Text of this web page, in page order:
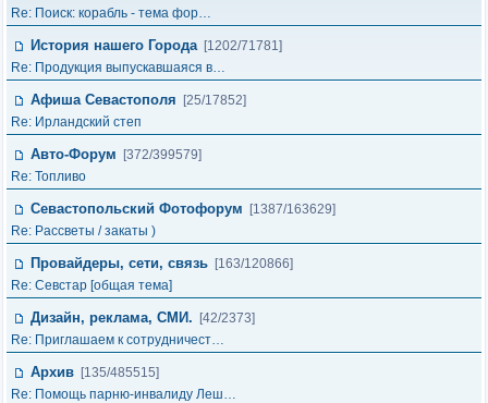
Re: Поиск: корабль - тема фор…
История нашего Города [1202/71781]
Re: Продукция выпускавшаяся в…
Афиша Севастополя
[25/17852]
Re: Ирландский степ
Авто-Форум
[372/399579]
Re: Топливо
Севастопольский Фотофорум
[1387/163629]
Re: Рассветы / закаты )
Провайдеры, сети, связь [163/120866]
Re: Cевстар [общая тема]
Дизайн, реклама, СМИ.
[42/2373]
Re: Приглашаем к сотрудничест…
Архив [135/485515]
Re: Помощь парню-инвалиду Леш…